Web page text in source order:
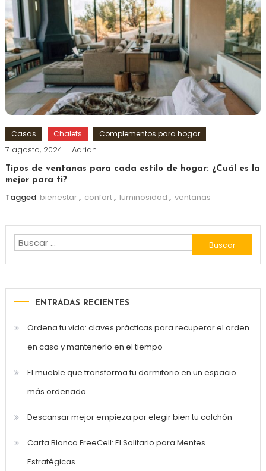
Casas Chalets Complementos para hogar
7 agosto, 2024 Adrian
Tipos de ventanas para cada estilo de hogar: ¿Cuál es la
mejor para ti?
Tagged bienestar, confort, luminosidad , ventanas
Buscar:
ENTRADAS RECIENTES
Ordena tu vida: claves prácticas para recuperar el orden
en casa y mantenerlo en el tiempo
El mueble que transforma tu dormitorio en un espacio
más ordenado
Descansar mejor empieza por elegir bien tu colchón
Carta Blanca FreeCell: El Solitario para Mentes
Estratégicas